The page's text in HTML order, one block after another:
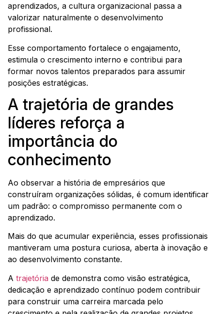
aprendizados, a cultura organizacional passa a
valorizar naturalmente o desenvolvimento
profissional.
Esse comportamento fortalece o engajamento,
estimula o crescimento interno e contribui para
formar novos talentos preparados para assumir
posições estratégicas.
A trajetória de grandes
líderes reforça a
importância do
conhecimento
Ao observar a história de empresários que
construíram organizações sólidas, é comum identificar
um padrão: o compromisso permanente com o
aprendizado.
Mais do que acumular experiência, esses profissionais
mantiveram uma postura curiosa, aberta à inovação e
ao desenvolvimento constante.
A trajetória de demonstra como visão estratégica,
dedicação e aprendizado contínuo podem contribuir
para construir uma carreira marcada pelo